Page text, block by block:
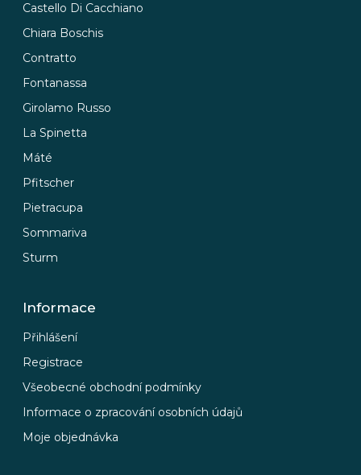
Castello Di Cacchiano
Chiara Boschis
Contratto
Fontanassa
Girolamo Russo
La Spinetta
Máté
Pfitscher
Pietracupa
Sommariva
Sturm
Informace
Přihlášení
Registrace
Všeobecné obchodní podmínky
Informace o zpracování osobních údajů
Moje objednávka